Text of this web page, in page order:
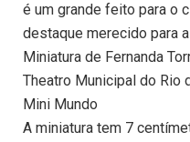
é um grande feito para o
destaque merecido para
Miniatura de Fernanda
Theatro Municipal do Rio
Mini Mundo
A miniatura tem 7